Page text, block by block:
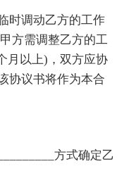
时调动乙方的工作
方需调整乙方的工
月以上)，双方应协
协议书将作为本合
方式确定乙